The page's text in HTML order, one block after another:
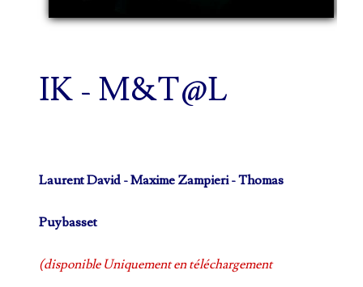
IK - M&T@L
Laurent David - Maxime Zampieri - Thomas
Puybasset
(disponible Uniquement en téléchargement